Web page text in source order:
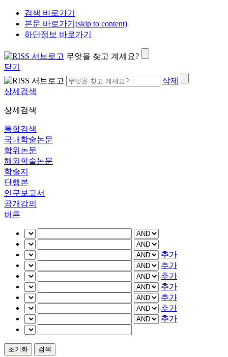
검색 바로가기
본문 바로가기(skip to content)
하단정보 바로가기
무엇을 찾고 계세요?
닫기
삭제
상세검색
상세검색
통합검색
국내학술논문
학위논문
해외학술논문
학술지
단행본
연구보고서
공개강의
버튼
추가
추가
추가
추가
추가
추가
추가